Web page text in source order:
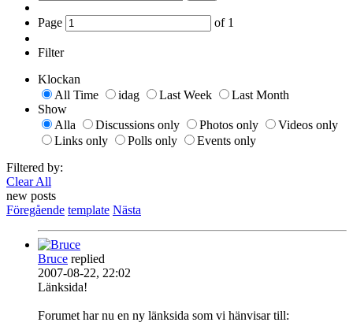
Page of 1
Filter
Klockan
All Time
idag Last Week
Last Month
Show
Alla
Discussions only Photos only
Videos only
Links only
Polls only
Events only
Filtered by:
Clear All
new posts
Föregående template Nästa
Bruce replied
2007-08-22, 22:02
Länksida!
Forumet har nu en ny länksida som vi hänvisar till: